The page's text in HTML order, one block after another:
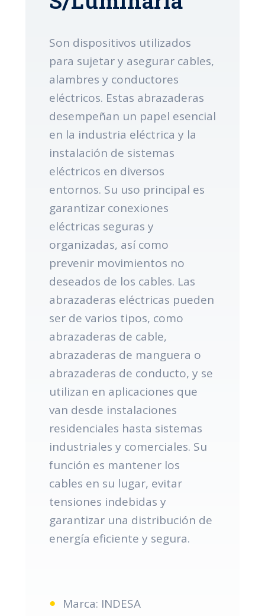
Son dispositivos utilizados
para sujetar y asegurar cables,
alambres y conductores
eléctricos. Estas abrazaderas
desempeñan un papel esencial
en la industria eléctrica y la
instalación de sistemas
eléctricos en diversos
entornos. Su uso principal es
garantizar conexiones
eléctricas seguras y
organizadas, así como
prevenir movimientos no
deseados de los cables. Las
abrazaderas eléctricas pueden
ser de varios tipos, como
abrazaderas de cable,
abrazaderas de manguera o
abrazaderas de conducto, y se
utilizan en aplicaciones que
van desde instalaciones
residenciales hasta sistemas
industriales y comerciales. Su
función es mantener los
cables en su lugar, evitar
tensiones indebidas y
garantizar una distribución de
energía eficiente y segura.
Marca: INDESA